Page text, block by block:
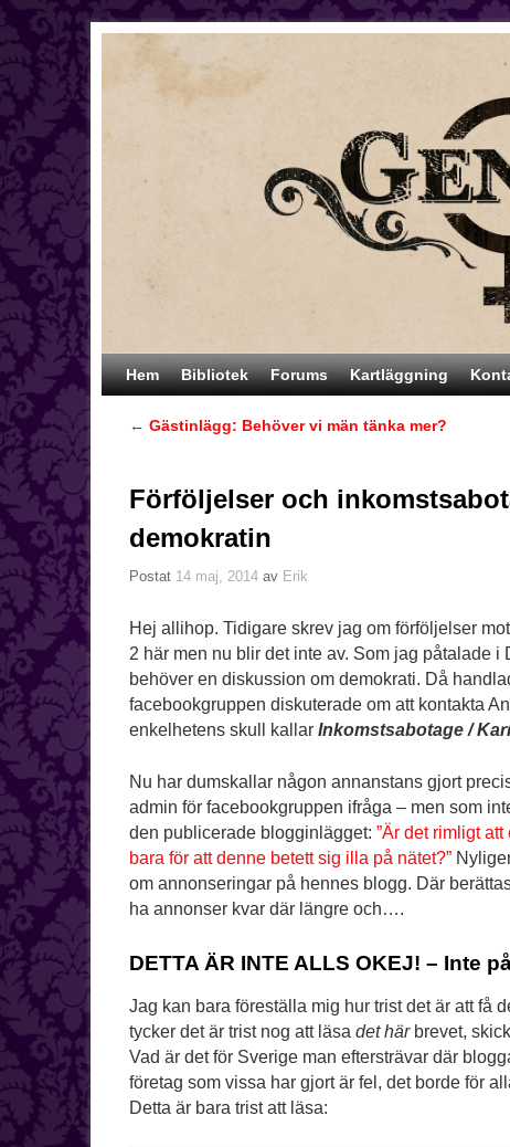
Hoppa till huvudinnehåll
Hoppa till sekundärt innehåll
Hem Bibliotek Forums Kartläggning
Inläggsnavigering
← Gästinlägg: Behöver vi män tänka mer?
Förföljelser och
demokratin
Postat 14 maj, 2014 av Erik
Hej allihop. Tidigare skrev jag om förföljelser
2 här men nu blir det inte av. Som jag påtalade
behöver en diskussion om demokrati. Då
facebookgruppen diskuterade om att kontakta
enkelhetens skull kallar Inkomstsabotage /
Nu har dumskallar någon annanstans gjort
admin för facebookgruppen ifråga – men som
den publicerade blogginlägget: ”Är det rimligt
bara för att denne betett sig illa på nätet?”
om annonseringar på hennes blogg. Där
ha annonser kvar där längre och….
DETTA ÄR INTE ALLS OKEJ! – Inte
Jag kan bara föreställa mig hur trist det är att få
tycker det är trist nog att läsa det härbrevet,
Vad är det för Sverige man eftersträvar där
företag som vissa har gjort är fel, det borde för
Detta är bara trist att läsa: